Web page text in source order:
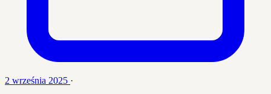
2 września 2025 ·